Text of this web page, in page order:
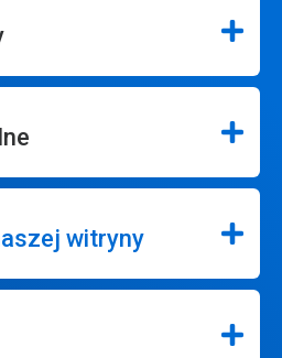
witryny